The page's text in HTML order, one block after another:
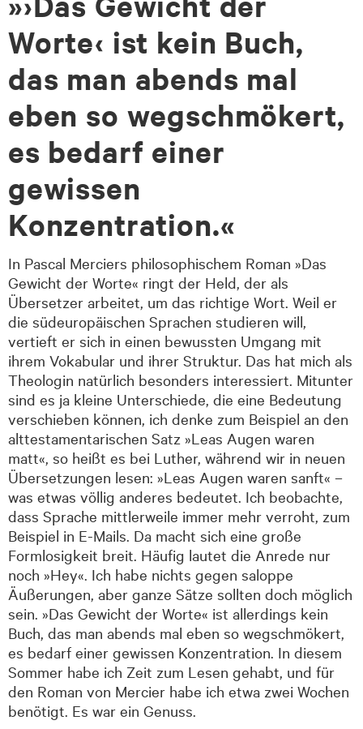
Worte‹ ist kein Buch,
das man abends mal
eben so wegschmökert,
es bedarf einer
gewissen
Konzentration.«
In Pascal Merciers philosophischem Roman »Das
Gewicht der Worte« ringt der Held, der als
Übersetzer arbeitet, um das richtige Wort. Weil er
die südeuropäischen Sprachen studieren will,
vertieft er sich in einen bewussten Umgang mit
ihrem Vokabular und ihrer Struktur. Das hat mich als
Theologin natürlich besonders interessiert. Mitunter
sind es ja kleine Unterschiede, die eine Bedeutung
verschieben können, ich denke zum Beispiel an den
alttestamentarischen Satz »Leas Augen waren
matt«, so heißt es bei Luther, während wir in neuen
Übersetzungen lesen: »Leas Augen waren sanft« –
was etwas völlig anderes bedeutet. Ich beobachte,
dass Sprache mittlerweile immer mehr verroht, zum
Beispiel in E-Mails. Da macht sich eine große
Formlosigkeit breit. Häufig lautet die Anrede nur
noch »Hey«. Ich habe nichts gegen saloppe
Äußerungen, aber ganze Sätze sollten doch möglich
sein. »Das Gewicht der Worte« ist allerdings kein
Buch, das man abends mal eben so wegschmökert,
es bedarf einer gewissen Konzentration. In diesem
Sommer habe ich Zeit zum Lesen gehabt, und für
den Roman von Mercier habe ich etwa zwei Wochen
benötigt. Es war ein Genuss.